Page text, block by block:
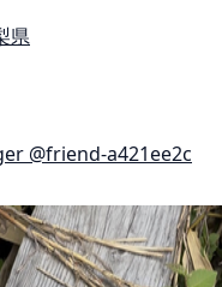
県
@friend-a421ee2c